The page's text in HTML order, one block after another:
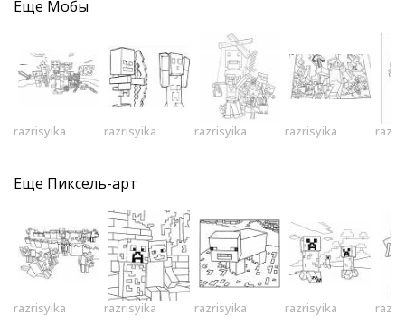
Еще Мобы
razrisyika razrisyika razrisyika razrisyika
Еще Пиксель-арт
razrisyika razrisyika razrisyika razrisyika